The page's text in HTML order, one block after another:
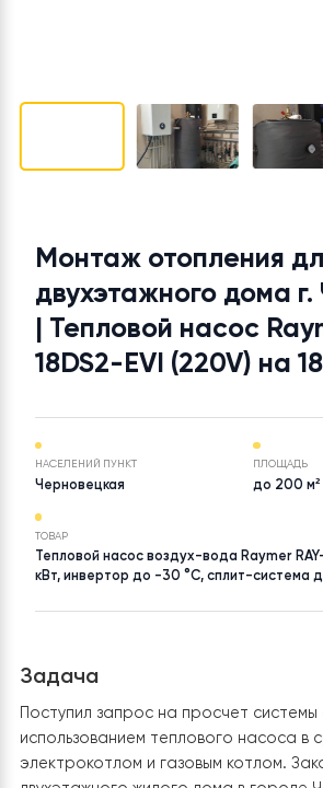
Монтаж отопления
двухэтажного
| Тепловой насос
18DS2-EVI (220V) на
Черновецкая
кВт, инвертор до -30 °C, сплит-